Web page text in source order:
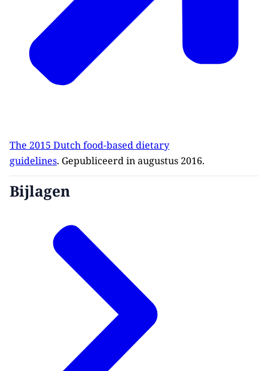
The 2015 Dutch food-based dietary
guidelines. Gepubliceerd in augustus 2016.
Bijlagen